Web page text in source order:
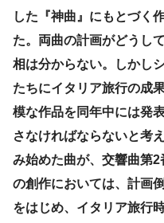
した『神曲』にもとづく
た。 両曲の計画がどうし
相は分からない。しかし
たちにイタリア旅行の成
模な作品を同年中には発
さなければならないと考
み始めた曲が、交響曲第
の創作においては、計画
をはじめ、イタリア旅行